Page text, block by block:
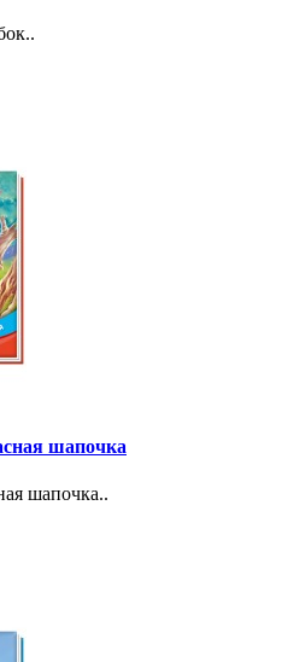
шапочка
шапочка..